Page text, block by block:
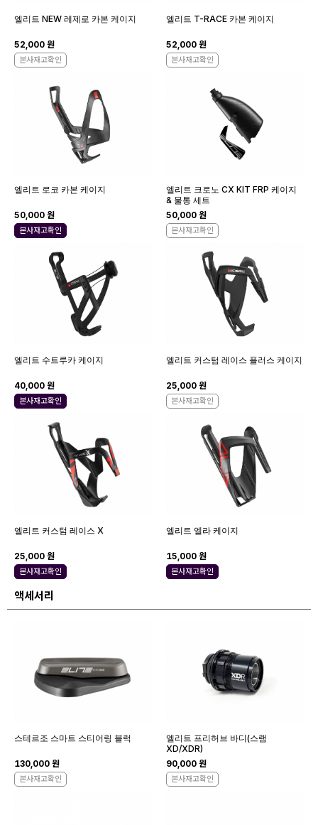
엘리트 NEW 레제로 카본 케이지
52,000 원
본사재고확인
엘리트 T-RACE 카본 케이지
52,000 원
본사재고확인
엘리트 로코 카본 케이지
50,000 원
본사재고확인
엘리트 크로노 CX KIT FRP 케이지
& 물통 세트
50,000 원
본사재고확인
엘리트 수트루카 케이지
40,000 원
본사재고확인
엘리트 커스텀 레이스 플러스 케이지
25,000 원
본사재고확인
엘리트 커스텀 레이스 X
25,000 원
본사재고확인
엘리트 엘라 케이지
15,000 원
본사재고확인
액세서리
스테르조 스마트 스티어링 블럭
130,000 원
본사재고확인
엘리트 프리허브 바디(스램
XD/XDR)
90,000 원
본사재고확인